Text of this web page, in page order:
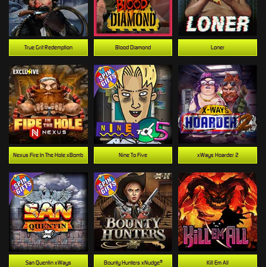
Kill Em All
Blood Diamond
Nexus Fire In The Hole xBomb
Loner
xWays Hoarder 2
Nine To Five
Bounty Hunters xNudge®
San Quentin xWays
True Grit Redemption